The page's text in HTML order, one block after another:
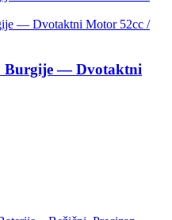
Burgije — Dvotaktni